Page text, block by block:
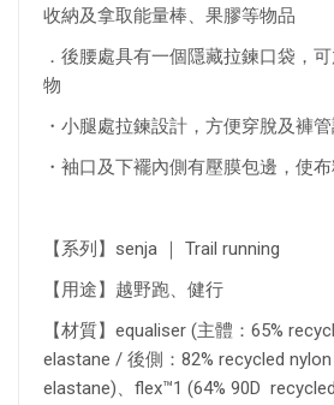
收納及拿取能量棒、果膠等物品
．後腰處具有一個隱藏拉鍊口袋，
物
・小腿處拉鍊設計，方便穿脫及褲
・袖口及下襬內側有壓膜包邊，使
【系列】senja ｜ Trail running
【用途】越野跑、健行
【材質】equaliser (主體：65%
elastane / 後側：82% recycled nylon
elastane)、flex™1 (64% 90D